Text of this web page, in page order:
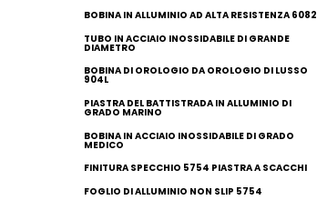
BOBINA IN ALLUMINIO AD ALTA RESISTENZA 6082
TUBO IN ACCIAIO INOSSIDABILE DI GRANDE
DIAMETRO
BOBINA DI OROLOGIO DA OROLOGIO DI LUSSO
904L
PIASTRA DEL BATTISTRADA IN ALLUMINIO DI
GRADO MARINO
BOBINA IN ACCIAIO INOSSIDABILE DI GRADO
MEDICO
FINITURA SPECCHIO 5754 PIASTRA A SCACCHI
FOGLIO DI ALLUMINIO NON SLIP 5754